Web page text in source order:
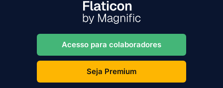
Acesso para colaboradores
Seja Premium